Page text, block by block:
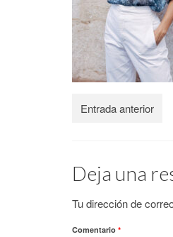
Entrada anterior
Deja una
Tu dirección de
Comentario *